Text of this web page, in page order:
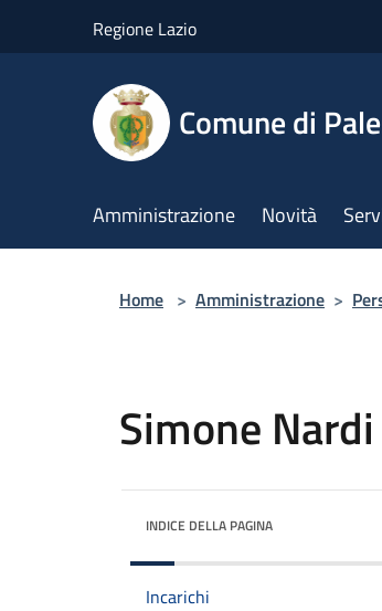
Regione Lazio
Comune di
Amministrazione Novità
Home > Amministrazione >
Simone Nardi
INDICE DELLA PAGINA
Incarichi